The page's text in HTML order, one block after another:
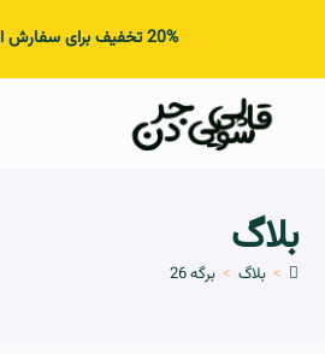
20% تخفیف برای سفارش اولی ها ←
بلاگ
> بلاگ > برگه 26